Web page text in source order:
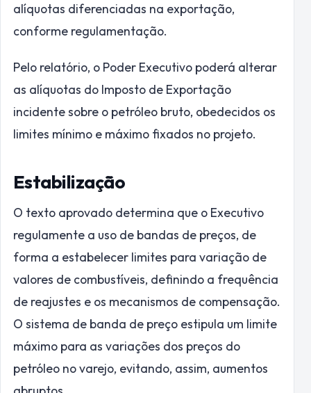
alíquotas diferenciadas na exportação,
conforme regulamentação.
Pelo relatório, o Poder Executivo poderá alterar
as alíquotas do Imposto de Exportação
incidente sobre o petróleo bruto, obedecidos os
limites mínimo e máximo fixados no projeto.
Estabilização
O texto aprovado determina que o Executivo
regulamente a uso de bandas de preços, de
forma a estabelecer limites para variação de
valores de combustíveis, definindo a frequência
de reajustes e os mecanismos de compensação.
O sistema de banda de preço estipula um limite
máximo para as variações dos preços do
petróleo no varejo, evitando, assim, aumentos